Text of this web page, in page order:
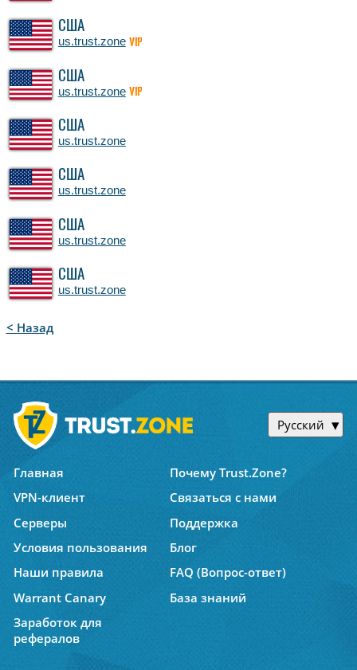
США
us.trust.zone VIP
США
us.trust.zone VIP
США
us.trust.zone
США
us.trust.zone
США
us.trust.zone
США
us.trust.zone
< Назад
Русский
Главная
Почему Trust.Zone?
VPN-клиент
Связаться с нами
Серверы
Поддержка
Условия пользования
Блог
Наши правила
FAQ (Вопрос-ответ)
Warrant Canary
База знаний
Заработок для
рефералов